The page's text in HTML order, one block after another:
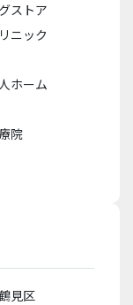
ストア
ニック
ホーム
院
見区